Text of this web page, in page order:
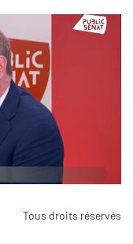
Tous droits réservés